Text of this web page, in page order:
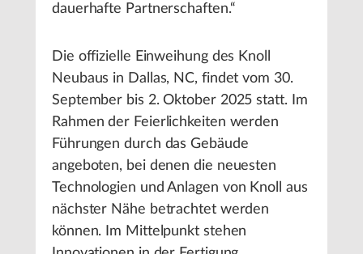
dauerhafte Partnerschaften.“
Die offizielle Einweihung des Knoll
Neubaus in Dallas, NC, findet vom 30.
September bis 2. Oktober 2025 statt. Im
Rahmen der Feierlichkeiten werden
Führungen durch das Gebäude
angeboten, bei denen die neuesten
Technologien und Anlagen von Knoll aus
nächster Nähe betrachtet werden
können. Im Mittelpunkt stehen